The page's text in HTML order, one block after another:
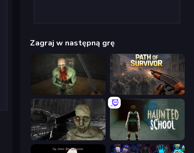
Zagraj w następną grę
Shoot Your Nightmare: The Beginning Path of Survivor
C-Virus Game: Outbreak Haunted School